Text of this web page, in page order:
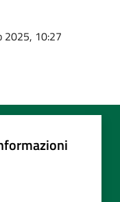
2025, 10:27